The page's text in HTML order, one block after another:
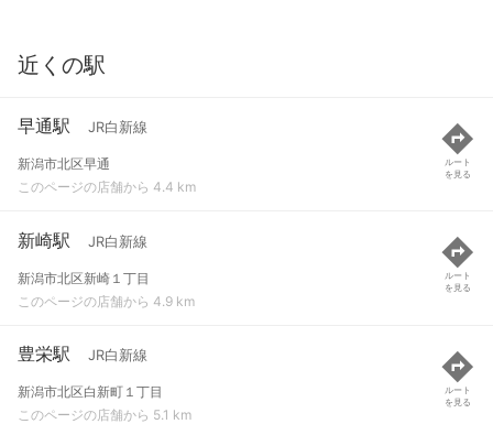
近くの駅
早通駅 JR白新線
新潟市北区早通
このページの店舗から 4.4 km
ルート
を見る
新崎駅 JR白新線
新潟市北区新崎１丁目
このページの店舗から 4.9 km
ルート
を見る
豊栄駅 JR白新線
新潟市北区白新町１丁目
このページの店舗から 5.1 km
ルート
を見る